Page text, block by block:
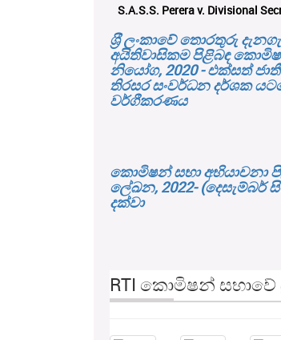
S.A.S.S. Perera v. Divisional
ශ‍්‍රී ලංකාවේ තොරතුරු
අයිතිවාසිකම පිළිබඳ
නියෝග, 2020 - එක්සත්
තිරසර සංවර්ධන දර්ශක
වර්ගීකරණය
කොමිෂන් සභා අභියාචනා
ලේඛන, 2022- (දෙසැම්බර්
දක්වා
RTI කොමිෂන් සභාවේ